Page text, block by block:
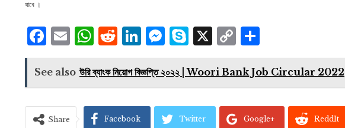
যাবে ।
Facebook
Email
WhatsApp
Reddit
LinkedIn
Messenger
Skype
X Copy
See also উরি ব্যাংক নিয়োগ বিজ্ঞপ্তি ২০২২ | Woori Bank Job Circular 2022
Share Facebook Twitter Google+ ReddIt